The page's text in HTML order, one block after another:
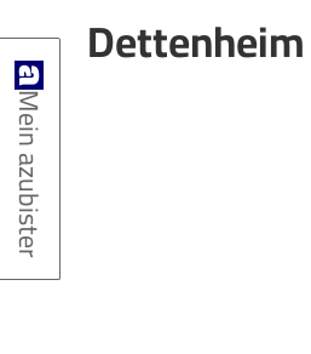
Mein azubister